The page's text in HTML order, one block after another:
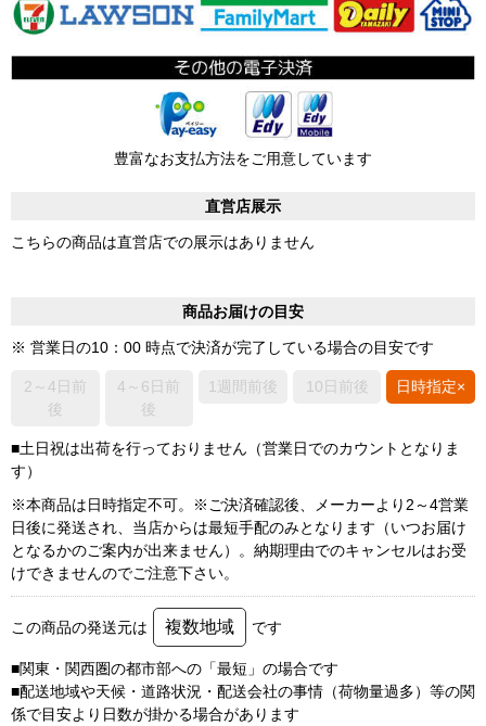
豊富なお支払方法をご用意しています
直営店展示
こちらの商品は直営店での展示はありません
商品お届けの目安
※ 営業日の10：00 時点で決済が完了している場合の目安です
2～4日前
後
4～6日前
後
1週間前後 10日前後 日時指定×
■土日祝は出荷を行っておりません（営業日でのカウントとなりま
す）
※本商品は日時指定不可。※ご決済確認後、メーカーより2～4営業
日後に発送され、当店からは最短手配のみとなります（いつお届け
となるかのご案内が出来ません）。納期理由でのキャンセルはお受
けできませんのでご注意下さい。
この商品の発送元は 複数地域 です
■関東・関西圏の都市部への「最短」の場合です
■配送地域や天候・道路状況・配送会社の事情（荷物量過多）等の関
係で目安より日数が掛かる場合があります